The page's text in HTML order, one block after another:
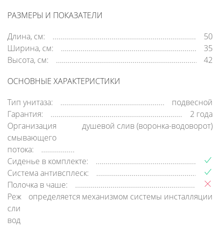
РАЗМЕРЫ И ПОКАЗАТЕЛИ
Длина, см:
50
Ширина, см:
35
Высота, см:
42
ОСНОВНЫЕ ХАРАКТЕРИСТИКИ
Тип унитаза:
подвесной
Гарантия:
2 года
Организация
смывающего
потока:
душевой слив (воронка-водоворот)
Сиденье в комплекте:
Система антивсплеск:
Полочка в чаше:
Режим
слива
воды:
определяется механизмом системы инсталляции